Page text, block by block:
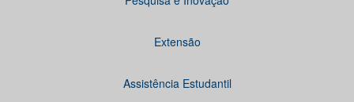
Extensão
Assistência Estudantil